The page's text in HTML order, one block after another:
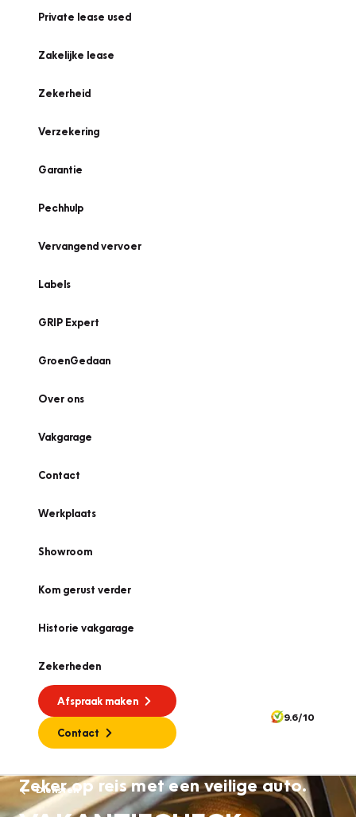
Private lease used
Zakelijke lease
Zekerheid
Verzekering
Garantie
Pechhulp
Vervangend vervoer
Labels
GRIP Expert
GroenGedaan
Over ons
Vakgarage
Contact
Werkplaats
Showroom
Kom gerust verder
Historie vakgarage
Zekerheden
Afspraak maken
Contact
9.6/10
Diensten
Zeker op reis met een veilige auto.